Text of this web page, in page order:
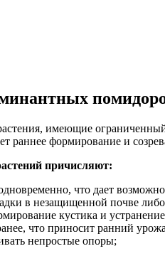
имеющие ограниченный
раннее формирование и
причисляют:
что дает
в незащищенной почве
кустика и
что приносит ранний
непростые опоры;